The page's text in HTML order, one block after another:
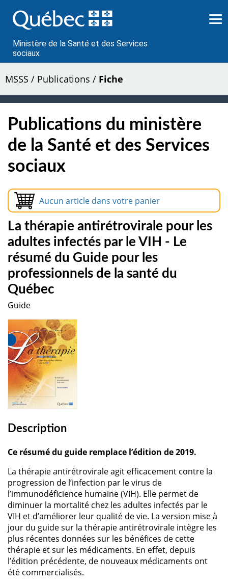
au
contenu
Ministère de la Santé et des Services
sociaux
MSSS / Publications / Fiche
Publications du ministère
de la Santé et des Services
sociaux
Aucun article dans votre panier
La thérapie antirétrovirale pour les
adultes infectés par le VIH - Le
résumé du Guide pour les
professionnels de la santé du
Québec
Guide
Description
Ce résumé du guide remplace l’édition de 2019.
La thérapie antirétrovirale agit efficacement contre la
progression de l’infection par le virus de
l’immunodéficience humaine (VIH). Elle permet de
diminuer la mortalité chez les adultes infectés par le
VIH et d’améliorer leur qualité de vie. La version mise à
jour du guide sur la thérapie antirétrovirale intègre les
plus récentes données sur les bénéfices de cette
thérapie et sur les médicaments. En effet, depuis
l’édition précédente, de nouveaux médicaments ont
été commercialisés.